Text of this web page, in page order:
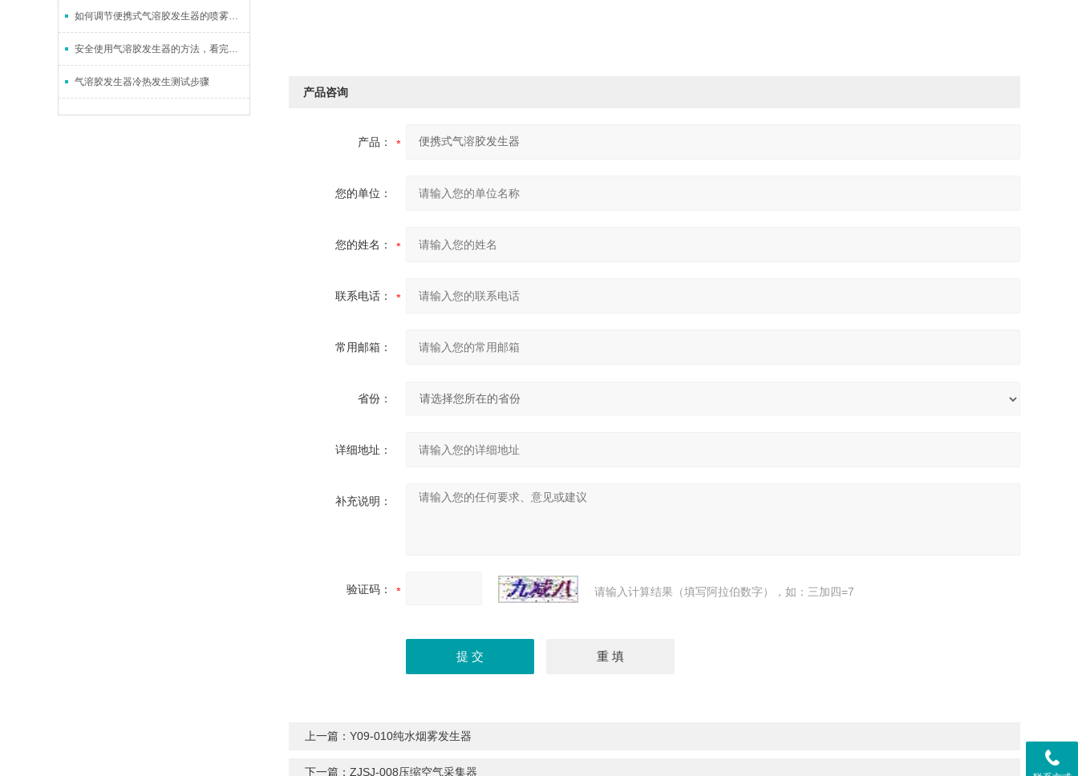
产品咨询
产品：
您的单位：
您的姓名：
联系电话：
常用邮箱：
省份：
详细地址：
补充说明：
验证码： 请输入计算结果（填写阿拉伯数字），如：三加四=7
上一篇： Y09-010纯水烟雾发生器
下一篇： ZJSJ-008压缩空气采集器
如何调节便携式气溶胶发生器的喷雾粒径
安全使用气溶胶发生器的方法，看完就懂！
气溶胶发生器冷热发生测试步骤